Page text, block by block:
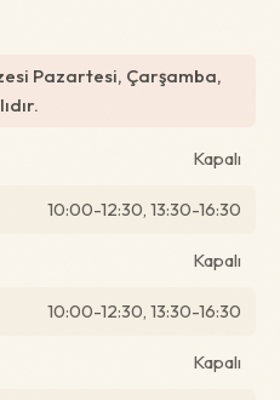
Pazartesi, Çarşamba,
Kapalı
10:00-12:30, 13:30-16:30
Kapalı
10:00-12:30, 13:30-16:30
Kapalı